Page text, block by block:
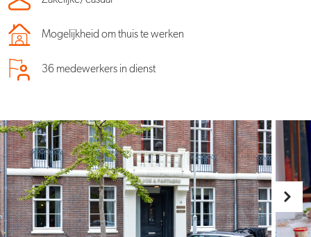
Mogelijkheid om thuis te werken
36 medewerkers in dienst